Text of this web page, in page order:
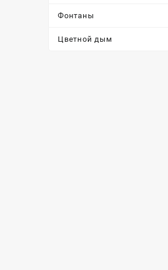
Фонтаны
Цветной дым